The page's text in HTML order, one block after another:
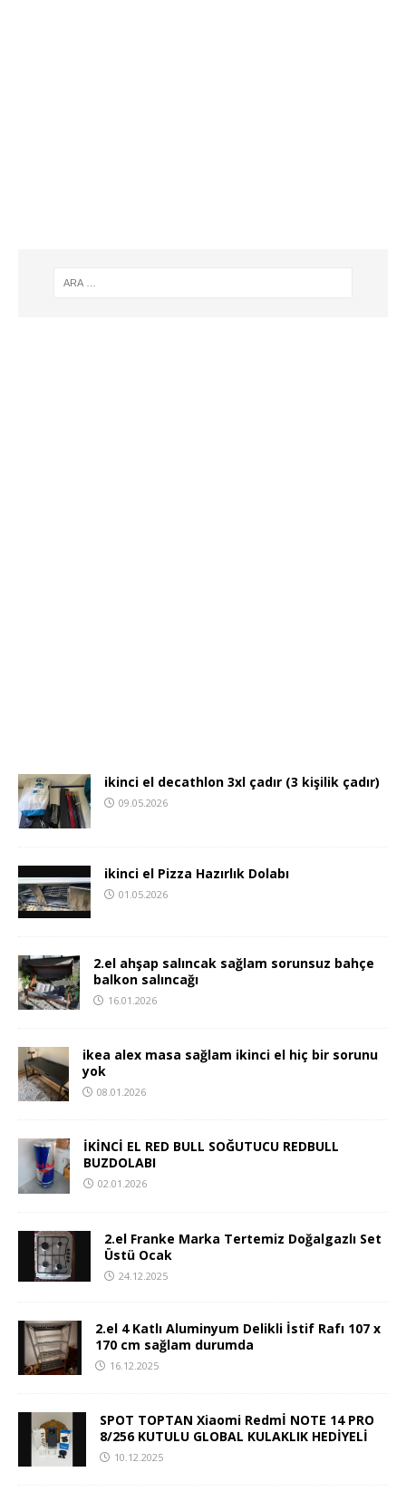
ikinci el decathlon 3xl çadır (3 kişilik çadır)
09.05.2026
ikinci el Pizza Hazırlık Dolabı
01.05.2026
2.el ahşap salıncak sağlam sorunsuz bahçe
balkon salıncağı
16.01.2026
ikea alex masa sağlam ikinci el hiç bir sorunu
yok
08.01.2026
İKİNCİ EL RED BULL SOĞUTUCU REDBULL
BUZDOLABI
02.01.2026
2.el Franke Marka Tertemiz Doğalgazlı Set
Üstü Ocak
24.12.2025
2.el 4 Katlı Aluminyum Delikli İstif Rafı 107 x
170 cm sağlam durumda
16.12.2025
SPOT TOPTAN Xiaomi Redmİ NOTE 14 PRO
8/256 KUTULU GLOBAL KULAKLIK HEDİYELİ
10.12.2025